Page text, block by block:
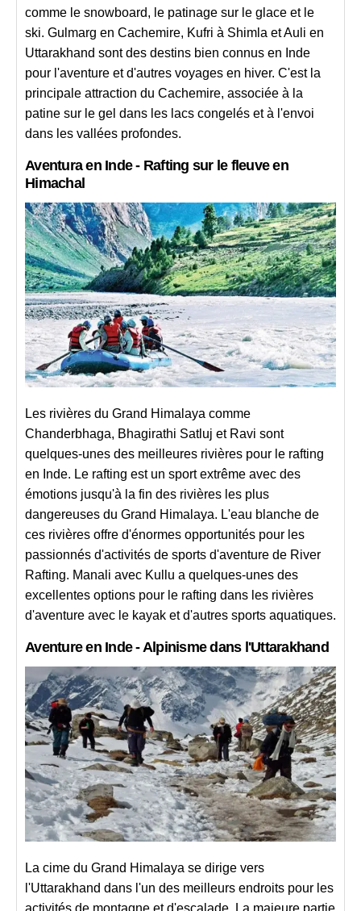
comme le snowboard, le patinage sur le glace et le
ski. Gulmarg en Cachemire, Kufri à Shimla et Auli en
Uttarakhand sont des destins bien connus en Inde
pour l'aventure et d'autres voyages en hiver. C'est la
principale attraction du Cachemire, associée à la
patine sur le gel dans les lacs congelés et à l'envoi
dans les vallées profondes.
Aventura en Inde - Rafting sur le fleuve en
Himachal
Les rivières du Grand Himalaya comme
Chanderbhaga, Bhagirathi Satluj et Ravi sont
quelques-unes des meilleures rivières pour le rafting
en Inde. Le rafting est un sport extrême avec des
émotions jusqu'à la fin des rivières les plus
dangereuses du Grand Himalaya. L'eau blanche de
ces rivières offre d'énormes opportunités pour les
passionnés d'activités de sports d'aventure de River
Rafting. Manali avec Kullu a quelques-unes des
excellentes options pour le rafting dans les rivières
d'aventure avec le kayak et d'autres sports aquatiques.
Aventure en Inde - Alpinisme dans l'Uttarakhand
La cime du Grand Himalaya se dirige vers
l'Uttarakhand dans l'un des meilleurs endroits pour les